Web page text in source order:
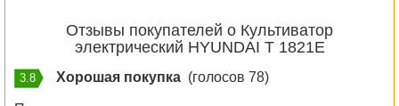
Отзывы покупателей о Культиватор
электрический HYUNDAI T 1821E
3.8 Хорошая покупка (голосов 78)